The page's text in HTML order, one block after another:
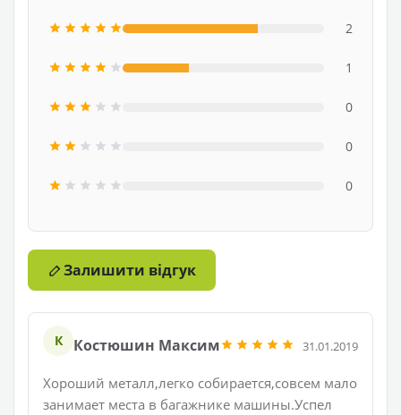
2
1
0
0
0
Залишити відгук
К Костюшин Максим 31.01.2019
Хороший металл,легко собирается,совсем мало
занимает места в багажнике машины.Успел